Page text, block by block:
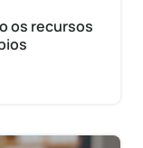
os recursos